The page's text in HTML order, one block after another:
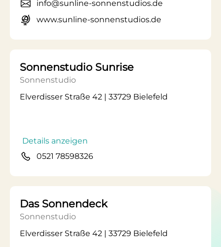
info@sunline-sonnenstudios.de
www.sunline-sonnenstudios.de
Sonnenstudio Sunrise
Sonnenstudio
Elverdisser Straße 42 | 33729 Bielefeld
Details anzeigen
0521 78598326
Das Sonnendeck
Sonnenstudio
Elverdisser Straße 42 | 33729 Bielefeld